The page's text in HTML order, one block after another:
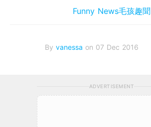
Funny News毛孩趣聞
By vanessa on 07 Dec 2016
ADVERTISEMENT